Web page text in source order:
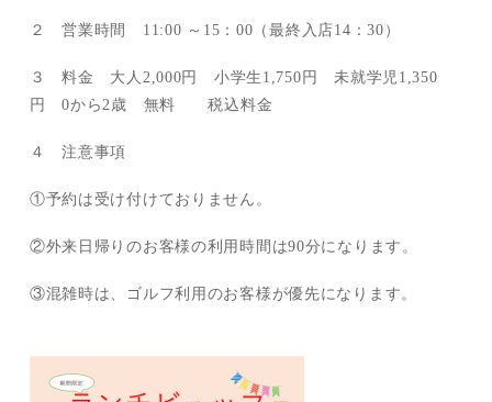
２ 営業時間 11:00 ～15：00（最終入店14：30）
３ 料金 大人2,000円 小学生1,750円 未就学児1,350
円 0から2歳 無料 税込料金
４ 注意事項
①予約は受け付けておりません。
②外来日帰りのお客様の利用時間は90分になります。
③混雑時は、ゴルフ利用のお客様が優先になります。